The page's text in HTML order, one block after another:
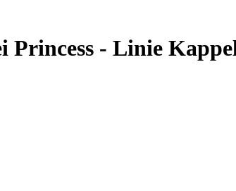
Princess - Linie